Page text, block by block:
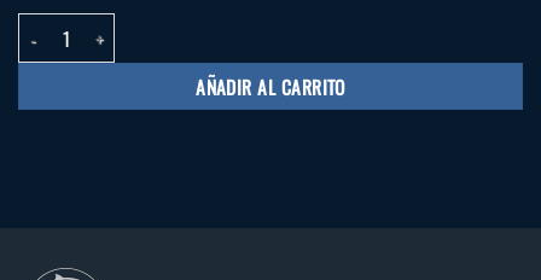
Ensalada Costa Galana cantidad
AÑADIR AL CARRITO